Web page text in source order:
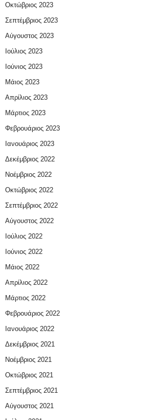
Οκτώβριος 2023
Σεπτέμβριος 2023
Αύγουστος 2023
Ιούλιος 2023
Ιούνιος 2023
Μάιος 2023
Απρίλιος 2023
Μάρτιος 2023
Φεβρουάριος 2023
Ιανουάριος 2023
Δεκέμβριος 2022
Νοέμβριος 2022
Οκτώβριος 2022
Σεπτέμβριος 2022
Αύγουστος 2022
Ιούλιος 2022
Ιούνιος 2022
Μάιος 2022
Απρίλιος 2022
Μάρτιος 2022
Φεβρουάριος 2022
Ιανουάριος 2022
Δεκέμβριος 2021
Νοέμβριος 2021
Οκτώβριος 2021
Σεπτέμβριος 2021
Αύγουστος 2021